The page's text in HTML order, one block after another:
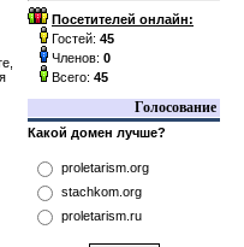
Посетителей онлайн:
Гостей: 45
Членов: 0
Всего: 45
Голосование
Какой домен лучше?
proletarism.org
stachkom.org
proletarism.ru